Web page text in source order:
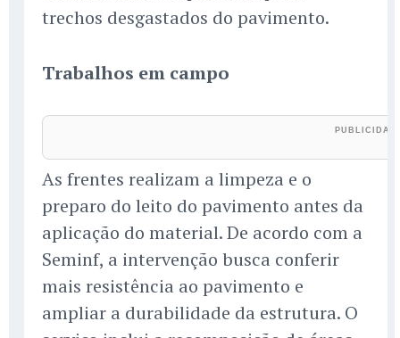
trechos desgastados do pavimento.
Trabalhos em campo
As frentes realizam a limpeza e o
preparo do leito do pavimento antes da
aplicação do material. De acordo com a
Seminf, a intervenção busca conferir
mais resistência ao pavimento e
ampliar a durabilidade da estrutura. O